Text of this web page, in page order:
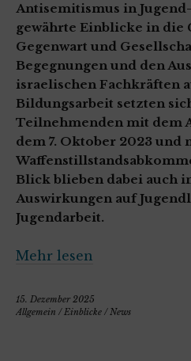
Antisemitismus in
gewährte Einblicke in die
Gegenwart und
Begegnungen und den
israelischen Fachkräften
Bildungsarbeit setzten
Teilnehmenden mit dem
dem 7. Oktober 2023 und
Blick blieben dabei auch
Auswirkungen auf
Jugendarbeit.
Mehr lesen
15. Dezember 2025
Allgemein /Einblicke /News